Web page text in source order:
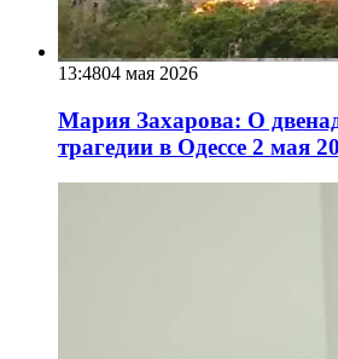
13:4804 мая 2026
Мария Захарова: О
трагедии в Одессе 2 мая